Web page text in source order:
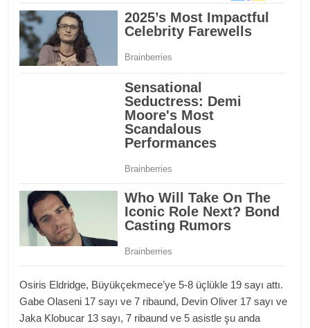
Osiris Eldridge, Büyükçekmece’ye 5-8 üçlükle 19 sayı attı.
Gabe Olaseni 17 sayı ve 7 ribaund, Devin Oliver 17 sayı ve
Jaka Klobucar 13 sayı, 7 ribaund ve 5 asistle şu anda